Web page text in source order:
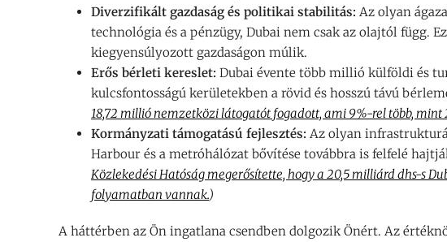
Diverzifikált gazdaság és politikai stabilitás: Az olyan
technológia és a pénzügy, Dubai nem csak az olajtól függ.
kiegyensúlyozott gazdaságon múlik.
Erős bérleti kereslet: Dubai évente több millió külföldi és
kulcsfontosságú kerületekben a rövid és hosszú távú
18,72 millió nemzetközi látogatót fogadott, ami 9%-rel több, mint
Kormányzati támogatású fejlesztés: Az olyan
Harbour és a metróhálózat bővítése továbbra is felfelé
Közlekedési Hatóság megerősítette, hogy a 20,5 milliárd dhs-s
folyamatban vannak.)
A háttérben az Ön ingatlana csendben dolgozik Önért. Az